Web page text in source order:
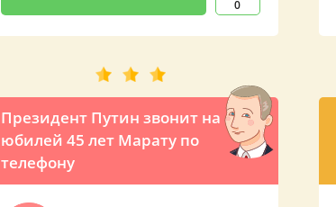
0
Президент Путин звонит на
юбилей 45 лет Марату по
телефону